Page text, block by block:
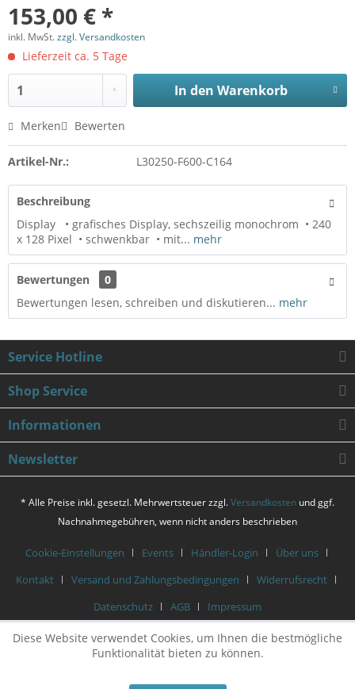
153,00 € *
inkl. MwSt.zzgl. Versandkosten
Lieferzeit ca. 5 Tage
In den Warenkorb
Merken Bewerten
Artikel-Nr.: L30250-F600-C164
Beschreibung
Display • grafisches Display, sechszeilig monochrom • 240
x 128 Pixel • schwenkbar • mit... mehr
Bewertungen
0
Bewertungen lesen, schreiben und diskutieren... mehr
Service Hotline
Shop Service
Informationen
Newsletter
* Alle Preise inkl. gesetzl. Mehrwertsteuer zzgl.Versandkosten und ggf.
Nachnahmegebühren, wenn nicht anders beschrieben
Cookie-Einstellungen Events Händler-Login
Über uns
Kontakt
Versand und Zahlungsbedingungen
Widerrufsrecht
Datenschutz
AGB Impressum
Diese Website verwendet Cookies, um Ihnen die bestmögliche
Funktionalität bieten zu können.